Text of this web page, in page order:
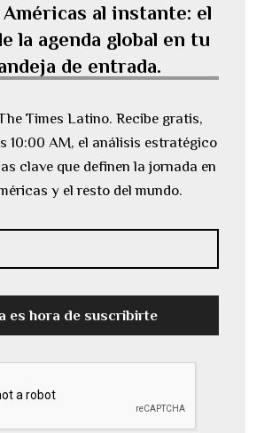
Américas al instante: el
la agenda global en tu
de entrada.
Times Latino. Recibe gratis,
10:00 AM, el análisis estratégico
clave que definen la jornada en
y el resto del mundo.
es hora de suscribirte